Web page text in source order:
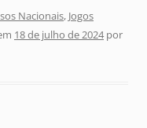
Nacionais, Jogos
18 de julho de 2024por